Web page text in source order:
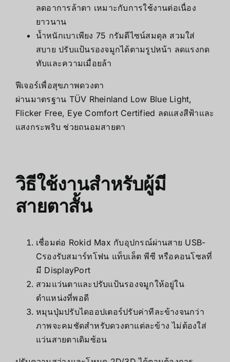
ลดอาการล้าตา เหมาะกับการใช้งานต่อเนื่อง
ยาวนาน
น้ำหนักเบาเพียง 75 กรัมดีไซน์สมดุล สวมใส่
สบาย ปรับแป้นรองจมูกได้ตามรูปหน้า ลดแรงกด
ทับและความเมื่อยล้า
ฟีเจอร์เพื่อสุขภาพดวงตา
ผ่านมาตรฐาน TÜV Rheinland Low Blue Light,
Flicker Free, Eye Comfort Certified ลดแสงสีฟ้าและ
แสงกระพริบ ช่วยถนอมสายตา
วิธีใช้งานสำหรับผู้มี
สายตาสั้น
เชื่อมต่อ Rokid Max กับอุปกรณ์ผ่านสาย USB-
Cรองรับสมาร์ทโฟน แท็บเล็ต พีซี หรือคอนโซลที่
มี DisplayPort
สวมแว่นตาและปรับแป้นรองจมูกให้อยู่ใน
ตำแหน่งที่พอดี
หมุนปุ่มปรับไดออปเตอร์ปรับค่าทีละข้างจนกว่า
ภาพจะคมชัดสำหรับดวงตาแต่ละข้าง ไม่ต้องใส่
แว่นสายตาเดิมซ้อน